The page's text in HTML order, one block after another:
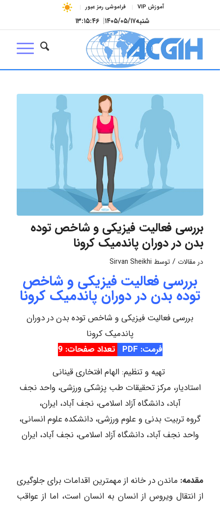
آموزش VIP فراموشی رمز عبور
شنبه۱۴۰۵/۰۵/۱۷| ۱۳:۱۵:۴۷
بررسی فعالیت فیزیکی و شاخص توده
بدن در دوران پاندمیک کرونا
در مقالات / توسط Sirvan Sheikhi
بررسی فعالیت فیزیکی و شاخص
توده بدن در دوران پاندمیک کرونا
بررسی فعالیت فیزیکی و شاخص توده بدن در دوران
پاندمیک کرونا
فرمت: PDF
تعداد صفحات: 9
تهیه و تنظیم: الهام افتخاری قینانی
استادیار، مرکز تحقیقات طب پزشکی ورزشی، واحد نجف
آباد، دانشگاه آزاد اسلامی، نجف آباد، ایران،
گروه تربیت بدنی و علوم ورزشی، دانشکده علوم انسانی،
واحد نجف آباد، دانشگاه آزاد اسلامی، نجف آباد، ایران
مقدمه: ماندن در خانه از مهمترین اقدامات برای جلوگیری
از انتقال ویروس از انسان به انسان است، اما از عواقب